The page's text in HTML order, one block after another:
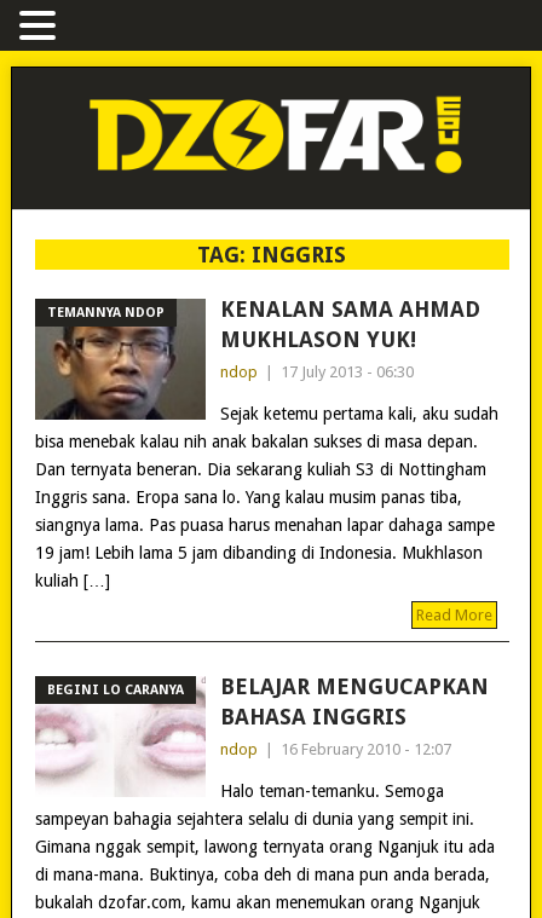
TAG: INGGRIS
TEMANNYA NDOP
KENALAN SAMA AHMAD
MUKHLASON YUK!
ndop 17 July 2013 - 06:30
Sejak ketemu pertama kali, aku sudah
bisa menebak kalau nih anak bakalan sukses di masa depan.
Dan ternyata beneran. Dia sekarang kuliah S3 di Nottingham
Inggris sana. Eropa sana lo. Yang kalau musim panas tiba,
siangnya lama. Pas puasa harus menahan lapar dahaga sampe
19 jam! Lebih lama 5 jam dibanding di Indonesia. Mukhlason
kuliah […]
Read More
BEGINI LO CARANYA
BELAJAR MENGUCAPKAN
BAHASA INGGRIS
ndop 16 February 2010 - 12:07
Halo teman-temanku. Semoga
sampeyan bahagia sejahtera selalu di dunia yang sempit ini.
Gimana nggak sempit, lawong ternyata orang Nganjuk itu ada
di mana-mana. Buktinya, coba deh di mana pun anda berada,
bukalah dzofar.com, kamu akan menemukan orang Nganjuk